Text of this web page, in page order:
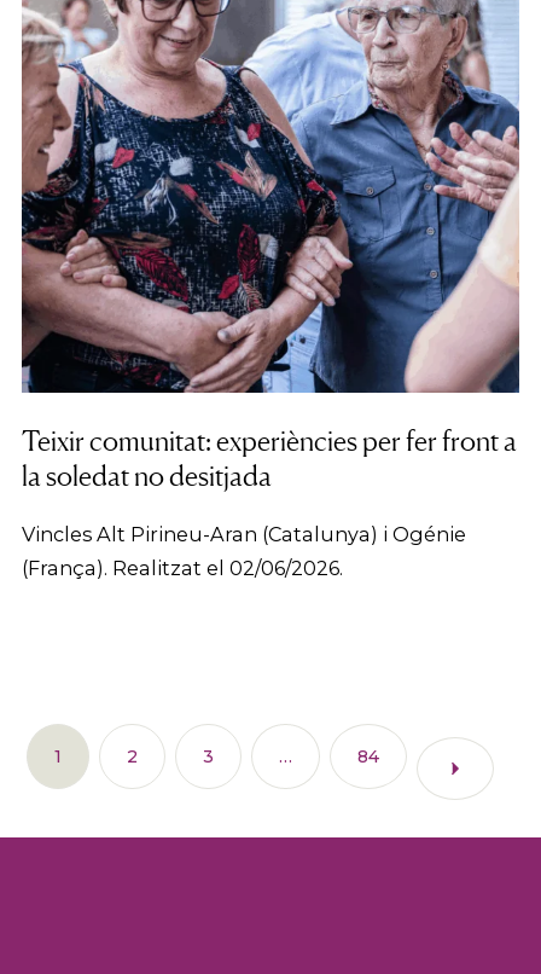
Teixir comunitat: experiències per fer front a
la soledat no desitjada
Vincles Alt Pirineu-Aran (Catalunya) i Ogénie
(França). Realitzat el 02/06/2026.
1 2 3 … 84